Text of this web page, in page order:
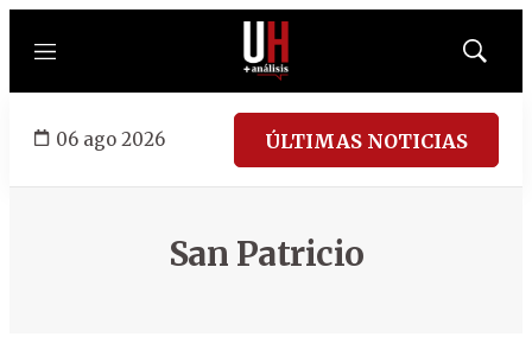
Menú
Mostrar
06 ago 2026 ÚLTIMAS NOTICIAS
San Patricio